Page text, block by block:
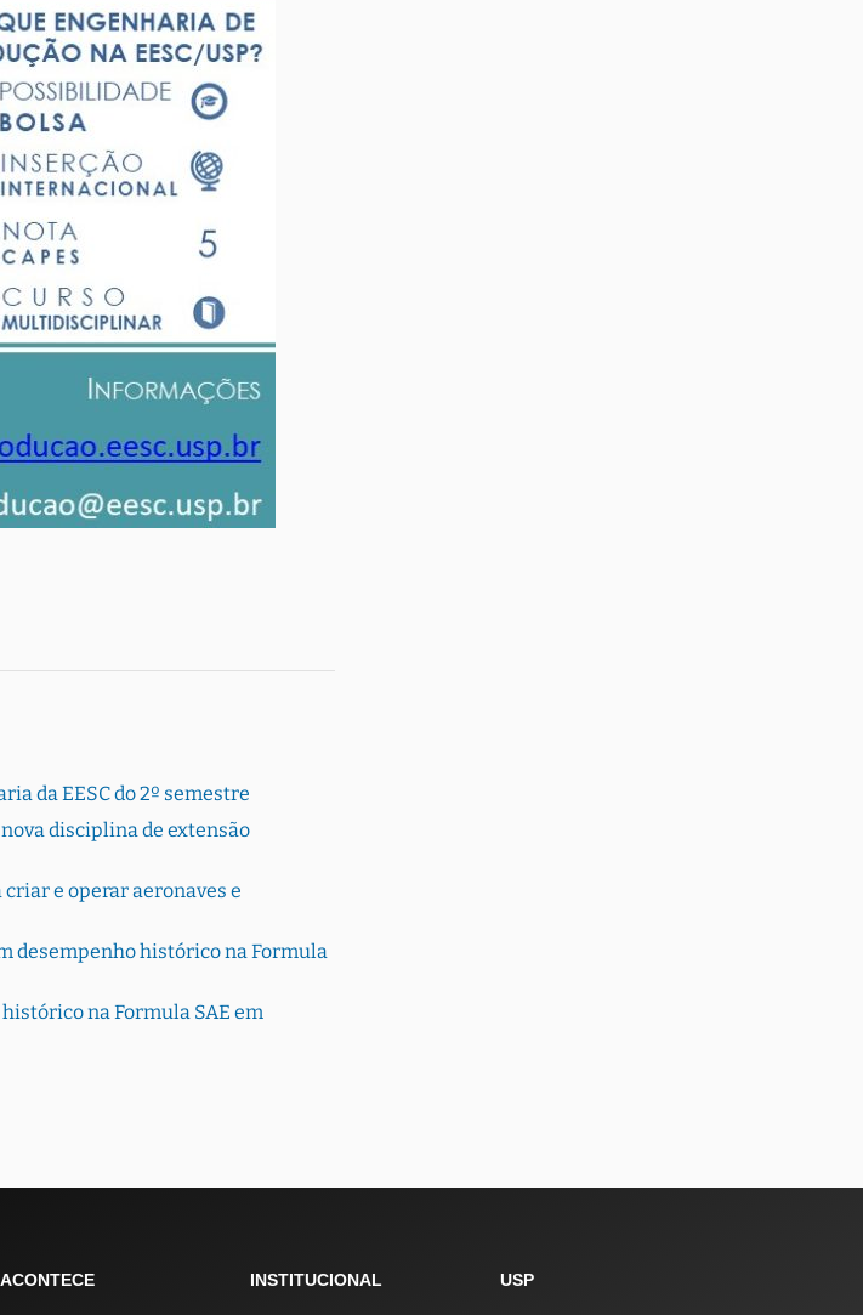
da EESC do 2º semestre
disciplina de extensão
criar e operar aeronaves e
desempenho histórico na Formula
na Formula SAE em
ACONTECE INSTITUCIONAL USP